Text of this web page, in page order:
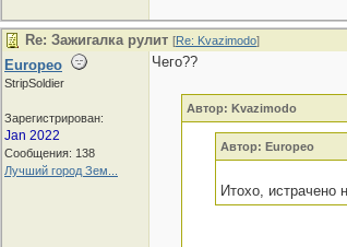
Re: Зажигалка рулит [Re: Kvazimodo]
Europeo
StripSoldier
Зарегистрирован:
Jan 2022
Сообщения: 138
Лучший город Зем...
Чего??
Автор: Kvazimodo
Автор: Europeo
Итохо, истрачено